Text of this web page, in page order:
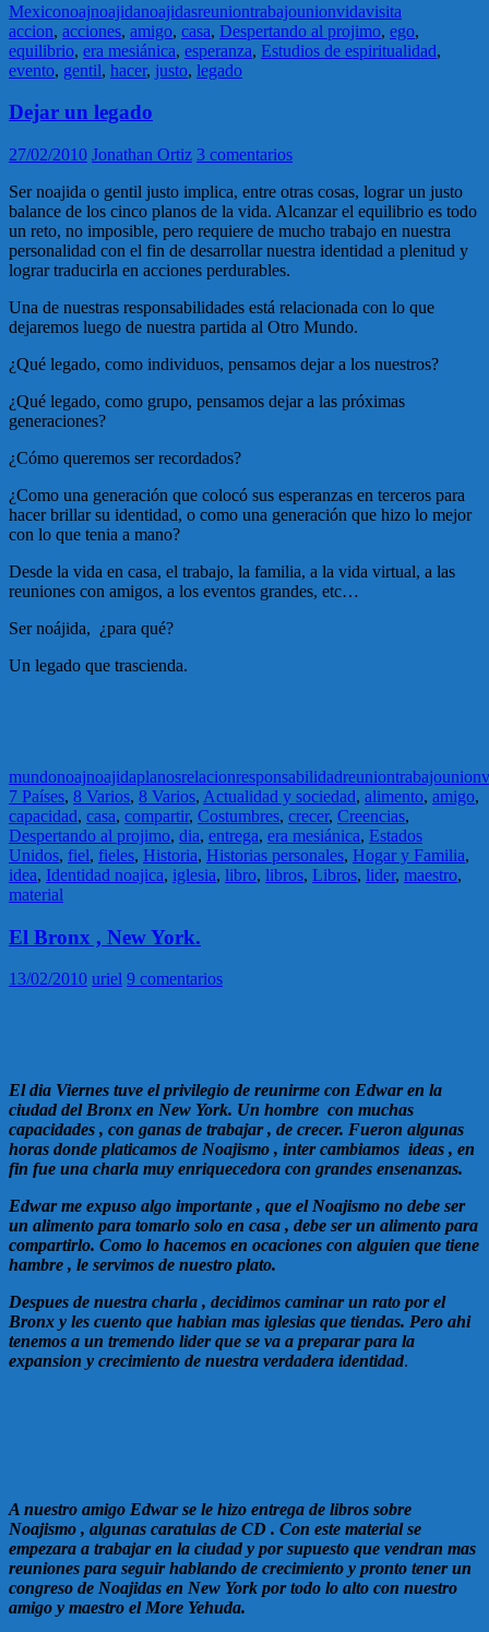
Mexiconoajnoajidanoajidasreuniontrabajounionvidavisita
accion, acciones, amigo, casa, Despertando al projimo, ego,
equilibrio, era mesiánica, esperanza, Estudios de espiritualidad,
evento, gentil, hacer, justo, legado
Dejar un legado
27/02/2010 Jonathan Ortiz 3 comentarios
Ser noajida o gentil justo implica, entre otras cosas, lograr un justo
balance de los cinco planos de la vida. Alcanzar el equilibrio es todo
un reto, no imposible, pero requiere de mucho trabajo en nuestra
personalidad con el fin de desarrollar nuestra identidad a plenitud y
lograr traducirla en acciones perdurables.
Una de nuestras responsabilidades está relacionada con lo que
dejaremos luego de nuestra partida al Otro Mundo.
¿Qué legado, como individuos, pensamos dejar a los nuestros?
¿Qué legado, como grupo, pensamos dejar a las próximas
generaciones?
¿Cómo queremos ser recordados?
¿Como una generación que colocó sus esperanzas en terceros para
hacer brillar su identidad, o como una generación que hizo lo mejor
con lo que tenia a mano?
Desde la vida en casa, el trabajo, la familia, a la vida virtual, a las
reuniones con amigos, a los eventos grandes, etc…
Ser noájida, ¿para qué?
Un legado que trascienda.
mundonoajnoajidaplanosrelacionresponsabilidadreuniontrabajounion
7 Países, 8 Varios, 8 Varios, Actualidad y sociedad, alimento, amigo,
capacidad, casa, compartir, Costumbres, crecer, Creencias,
Despertando al projimo, dia, entrega, era mesiánica, Estados
Unidos, fiel, fieles, Historia, Historias personales, Hogar y Familia,
idea, Identidad noajica, iglesia, libro, libros, Libros, lider, maestro,
material
El Bronx , New York.
13/02/2010 uriel 9 comentarios
El dia Viernes tuve el privilegio de reunirme con Edwar en la
ciudad del Bronx en New York. Un hombre con muchas
capacidades , con ganas de trabajar , de crecer. Fueron algunas
horas donde platicamos de Noajismo , inter cambiamos ideas , en
fin fue una charla muy enriquecedora con grandes ensenanzas.
Edwar me expuso algo importante , que el Noajismo no debe ser
un alimento para tomarlo solo en casa , debe ser un alimento para
compartirlo. Como lo hacemos en ocaciones con alguien que tiene
hambre , le servimos de nuestro plato.
Despues de nuestra charla , decidimos caminar un rato por el
Bronx y les cuento que habian mas iglesias que tiendas. Pero ahi
tenemos a un tremendo lider que se va a preparar para la
expansion y crecimiento de nuestra verdadera identidad.
A nuestro amigo Edwar se le hizo entrega de libros sobre
Noajismo , algunas caratulas de CD . Con este material se
empezara a trabajar en la ciudad y por supuesto que vendran mas
reuniones para seguir hablando de crecimiento y pronto tener un
congreso de Noajidas en New York por todo lo alto con nuestro
amigo y maestro el More Yehuda.